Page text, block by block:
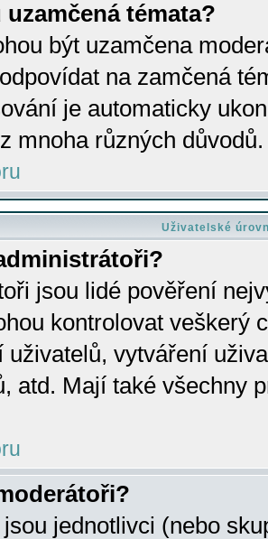
témata?
být uzamčena
na zamčená
je automaticky
mnoha různých důvodů.
Uživatelské
jsou lidé pověření
kontrolovat veškerý
uživatelů, vytváření
atd. Mají také všechny
jednotlivci (nebo